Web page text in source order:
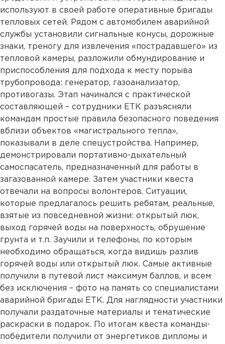
используют в своей работе оперативные бригады
тепловых сетей. Рядом с автомобилем аварийной
службы установили сигнальные конусы, дорожные
знаки, треногу для извлечения «пострадавшего» из
тепловой камеры, разложили обмундирование и
приспособления для подхода к месту порыва
трубопровода: генератор, газоанализатор,
противогазы. Этап начинался с практической
составляющей – сотрудники ЕТК разъясняли
командам простые правила безопасного поведения
вблизи объектов «магистрального тепла»,
показывали в деле спецустройства. Например,
демонстрировали портативно-дыхательный
самоспасатель, предназначенный для работы в
загазованной камере. Затем участники квеста
отвечали на вопросы волонтеров. Ситуации,
которые предлагалось решить ребятам, реальные,
взятые из повседневной жизни: открытый люк,
выход горячей воды на поверхность, обрушение
грунта и т.п. Заучили и телефоны, по которым
необходимо обращаться, когда видишь разлив
горячей воды или открытый люк. Самые активные
получили в путевой лист максимум баллов, и всем
без исключения – фото на память со специалистами
аварийной бригады ЕТК. Для наглядности участники
получали раздаточные материалы и тематические
раскраски в подарок. По итогам квеста команды-
победители получили от энергетиков дипломы и